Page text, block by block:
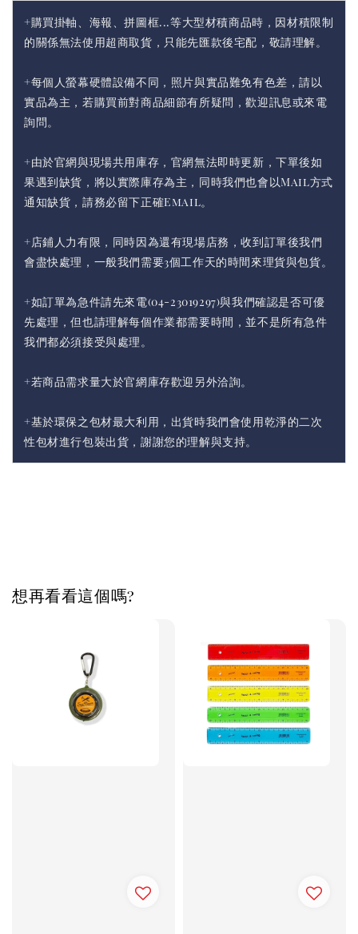
+購買掛軸、海報、拼圖框...等大型材積商品時，因材積限制
的關係無法使用超商取貨，只能先匯款後宅配，敬請理解。
+每個人螢幕硬體設備不同，照片與實品難免有色差，請以
實品為主，若購買前對商品細節有所疑問，歡迎訊息或來電
詢問。
+由於官網與現場共用庫存，官網無法即時更新，下單後如
果遇到缺貨，將以實際庫存為主，同時我們也會以Mail方式
通知缺貨，請務必留下正確Email。
+店鋪人力有限，同時因為還有現場店務，收到訂單後我們
會盡快處理，一般我們需要3個工作天的時間來理貨與包貨。
+如訂單為急件請先來電(04-23019297)與我們確認是否可優
先處理，但也請理解每個作業都需要時間，並不是所有急件
我們都必須接受與處理。
+若商品需求量大於官網庫存歡迎另外洽詢。
+基於環保之包材最大利用，出貨時我們會使用乾淨的二次
性包材進行包裝出貨，謝謝您的理解與支持。
想再看看這個嗎?